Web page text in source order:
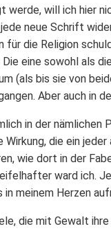
will ich hier
neue Schrift
die Religion
eine sowohl als
(als bis sie von
Aber auch in
in der nämlichen
die ein
wie dort in der
ward ich.
meinem Herzen
die mit Gewalt